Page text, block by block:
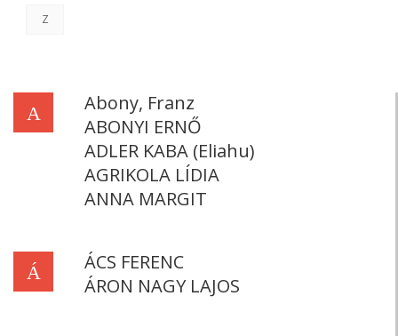
Z
A
Abony, Franz
ABONYI ERNŐ
ADLER KABA (Eliahu)
AGRIKOLA LÍDIA
ANNA MARGIT
Á
ÁCS FERENC
ÁRON NAGY LAJOS